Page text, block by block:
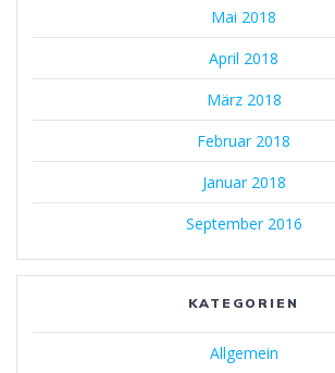
Mai 2018
April 2018
März 2018
Februar 2018
Januar 2018
September 2016
KATEGORIEN
Allgemein